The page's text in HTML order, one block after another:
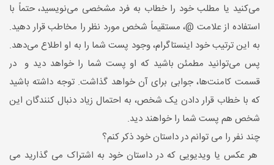
می‌کنید یا مطلب خود را خطاب به فرد مشخصی می‌نویسید، حتماً با
استفاده از علامت @، مستقیماً شخص مورد نظر را مخاطب قرار دهید.
به این ترتیب خود اینستاگرام، وجود پست شما را به او اطلاع می‌دهد.
پس می‌توانید مطمئن باشید که او پست شما را خواهد دید و در
قسمت کامنت‌ها، جوابی برای آن خواهد گذاشت. توجه داشته باشید
که با خطاب قرار دادن یک شخص، به احتمال زیاد دنبال کنندگان این
شخص هم پست شما را خواهند دید.
چند نفر را می توانم در داستان خود ذکر کنم؟
هر عکس یا ویدیویی که در داستان خود به اشتراک می گذارید می